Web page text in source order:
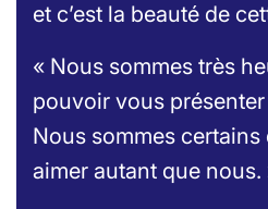
et c’est la beauté de
« Nous sommes très
pouvoir vous
Nous sommes
aimer autant que nous.